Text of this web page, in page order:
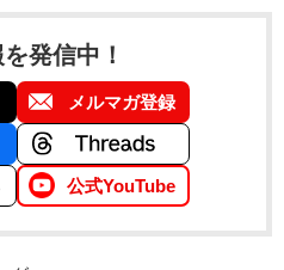
発信中！
メルマガ登録
公式YouTube